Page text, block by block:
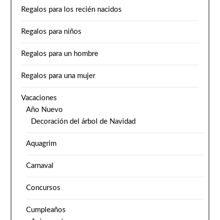
Regalos para los recién nacidos
Regalos para niños
Regalos para un hombre
Regalos para una mujer
Vacaciones
Año Nuevo
Decoración del árbol de Navidad
Aquagrim
Carnaval
Concursos
Cumpleaños